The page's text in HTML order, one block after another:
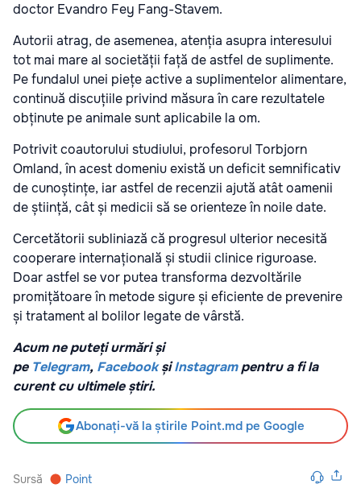
doctor Evandro Fey Fang-Stavem.
Autorii atrag, de asemenea, atenția asupra interesului
tot mai mare al societății față de astfel de suplimente.
Pe fundalul unei piețe active a suplimentelor alimentare,
continuă discuțiile privind măsura în care rezultatele
obținute pe animale sunt aplicabile la om.
Potrivit coautorului studiului, profesorul Torbjorn
Omland, în acest domeniu există un deficit semnificativ
de cunoștințe, iar astfel de recenzii ajută atât oamenii
de știință, cât și medicii să se orienteze în noile date.
Cercetătorii subliniază că progresul ulterior necesită
cooperare internațională și studii clinice riguroase.
Doar astfel se vor putea transforma dezvoltările
promițătoare în metode sigure și eficiente de prevenire
și tratament al bolilor legate de vârstă.
Acum ne puteți urmări și
pe Telegram, Facebook șiInstagrampentru a fi la
curent cu ultimele știri.
Abonați-vă la știrile Point.md pe Google
Sursă Point